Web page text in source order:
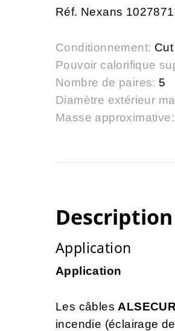
Réf. Nexans
Conditionnement:
Pouvoir calorifique
Nombre de paires: 5
Diamètre extérieur
Masse approximative:
Description
Application
Application
Les câbles
incendie (éclairage